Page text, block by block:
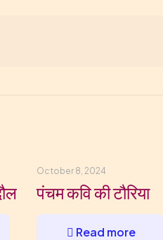
October 8, 2024
पंचम कवि की टौरिया
Read more